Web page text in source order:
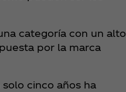
categoría con un alto
por la marca
cinco años ha